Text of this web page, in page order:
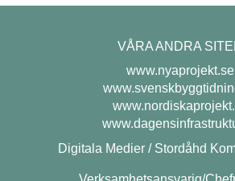
VÅRA ANDRA
www.nyaprojekt.se
Digitala Medier / Stordåhd